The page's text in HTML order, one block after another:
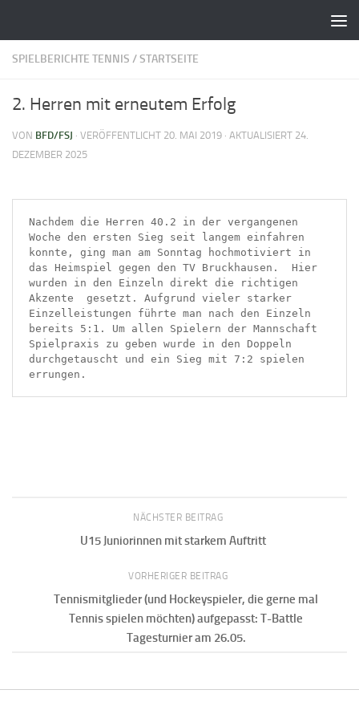
SPIELBERICHTE TENNIS /STARTSEITE
2. Herren mit erneutem Erfolg
VON BFD/FSJ · VERÖFFENTLICHT 20. MAI 2019 · AKTUALISIERT 24.
DEZEMBER 2025
Nachdem die Herren 40.2 in der vergangenen
Woche den ersten Sieg seit langem einfahren
konnte, ging man am Sonntag hochmotiviert in
das Heimspiel gegen den TV Bruckhausen.  Hier
wurden in den Einzeln direkt die richtigen
Akzente  gesetzt. Aufgrund vieler starker
Einzelleistungen führte man nach den Einzeln
bereits 5:1. Um allen Spielern der Mannschaft
Spielpraxis zu geben wurde in den Doppeln
durchgetauscht und ein Sieg mit 7:2 spielen
errungen.
NÄCHSTER BEITRAG
U15 Juniorinnen mit starkem Auftritt
VORHERIGER BEITRAG
Tennismitglieder (und Hockeyspieler, die gerne mal
Tennis spielen möchten) aufgepasst: T-Battle
Tagesturnier am 26.05.